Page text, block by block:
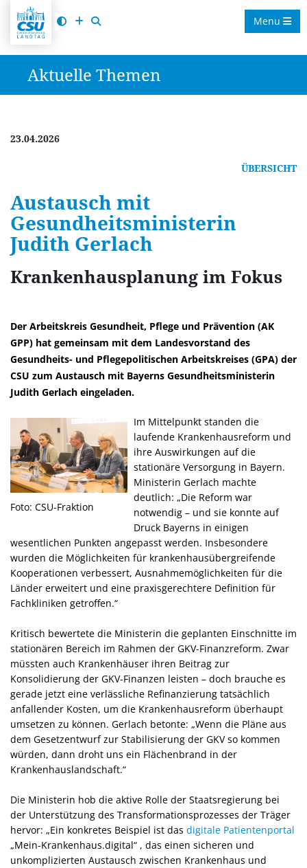
Menu
Aktuelle Themen
23.04.2026
ÜBERSICHT
Austausch mit
Gesundheitsministerin
Judith Gerlach
Krankenhausplanung im Fokus
Der Arbeitskreis Gesundheit, Pflege und Prävention (AK
GPP) hat gemeinsam mit dem Landesvorstand des
Gesundheits- und Pflegepolitischen Arbeitskreises (GPA) der
CSU zum Austausch mit Bayerns Gesundheitsministerin
Judith Gerlach eingeladen.
Foto: CSU-Fraktion
Im Mittelpunkt standen die
laufende Krankenhausreform und
ihre Auswirkungen auf die
stationäre Versorgung in Bayern.
Ministerin Gerlach machte
deutlich: „Die Reform war
notwendig – und sie konnte auf
Druck Bayerns in einigen
wesentlichen Punkten angepasst werden. Insbesondere
wurden die Möglichkeiten für krankenhausübergreifende
Kooperationen verbessert, Ausnahmemöglichkeiten für die
Länder erweitert und eine praxisgerechtere Definition für
Fachkliniken getroffen.“
Kritisch bewertete die Ministerin die geplanten Einschnitte im
stationären Bereich im Rahmen der GKV-Finanzreform. Zwar
müssten auch Krankenhäuser ihren Beitrag zur
Konsolidierung der GKV-Finanzen leisten – doch brauche es
gerade jetzt eine verlässliche Refinanzierung tatsächlich
anfallender Kosten, um die Krankenhausreform überhaupt
umsetzen zu können. Gerlach betonte: „Wenn die Pläne aus
dem Gesetzentwurf zur Stabilisierung der GKV so kommen
würden, dann droht uns ein Flächenbrand in der
Krankenhauslandschaft.“
Die Ministerin hob die aktive Rolle der Staatsregierung bei
der Unterstützung des Transformationsprozesses der Träger
hervor: „Ein konkretes Beispiel ist das digitale Patientenportal
Mein-Krankenhaus.digital“ , das einen sicheren und
unkomplizierten Austausch zwischen Krankenhaus und